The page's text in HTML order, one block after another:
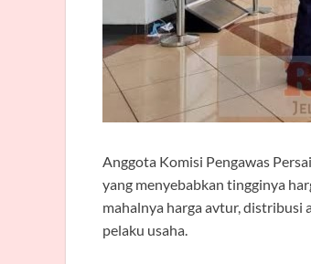
Anggota Komisi Pengawas
yang menyebabkan tingginya
mahalnya harga avtur,
pelaku usaha.